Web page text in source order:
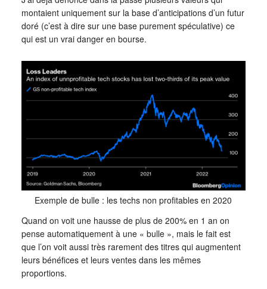
montaient uniquement sur la base d’anticipations d’un futur
doré (c’est à dire sur une base purement spéculative) ce
qui est un vrai danger en bourse.
Exemple de bulle : les techs non profitables en 2020
Quand on voit une hausse de plus de 200% en 1 an on
pense automatiquement à une « bulle », mais le fait est
que l’on voit aussi très rarement des titres qui augmentent
leurs bénéfices et leurs ventes dans les mêmes
proportions.